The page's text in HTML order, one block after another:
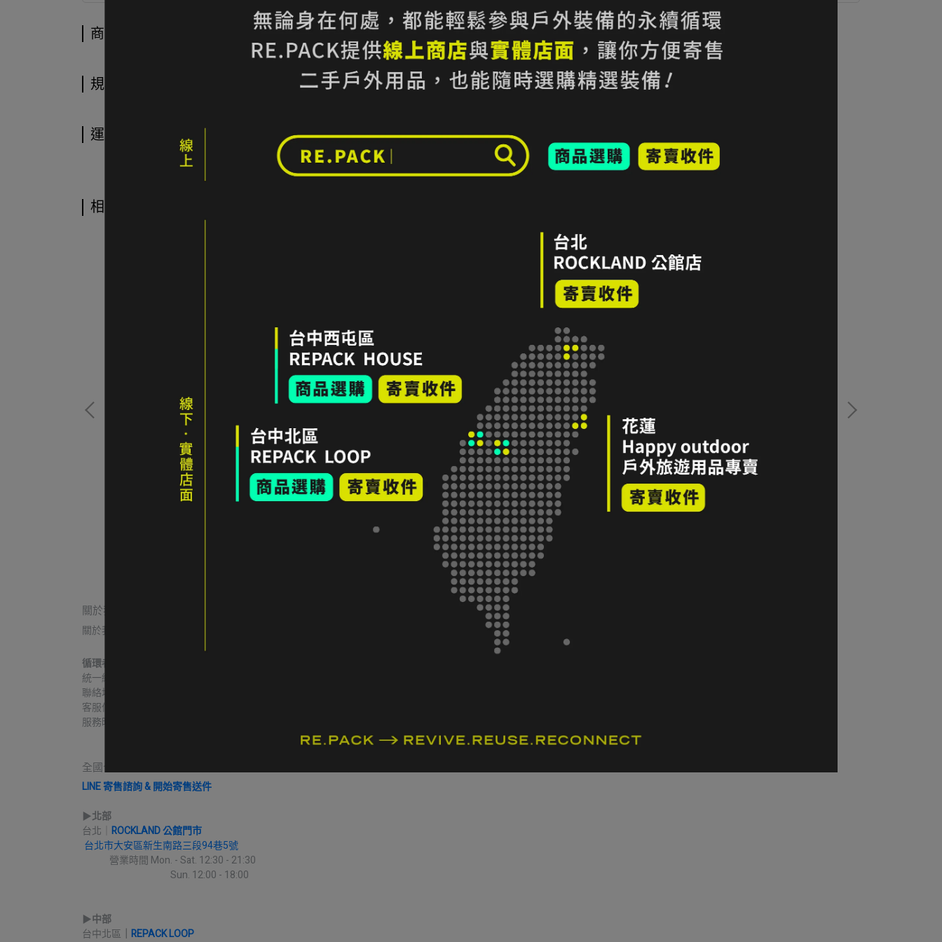
商品介紹
規格說明
運送方式
相關商品
6折｜Fjällräven Classic 有機棉短袖 T-shirt
UNCLE BLUE 男款
Polarstar 保暖中層半開襟拉鍊上衣 S碼 灰色
NT$1,100
加入購物車
Answer4 Alpha® Direct 60 Long Sleeve
Tshirt 主動保暖長袖上衣 M碼 深棕
NT$2,420
關於我們
關於我們
循環者商行
統一編號｜60806271
聯絡地址｜台中市北區益華街74號
客服信箱｜contact@re-pack.co
服務時間｜Mon. - Fri 14:00 - 19:00
全國合作實體收件店點｜請先完成LINE線上寄售確認流程再前往送件
LINE 寄售諮詢 & 開始寄售送件
▶︎北部
台北｜ ROCKLAND 公館門市
台北市大安區新生南路三段94巷5號
營業時間 Mon. - Sat. 12:30 - 21:30
Sun. 12:00 - 18:00
▶︎中部
台中北區
REPACK LOOP